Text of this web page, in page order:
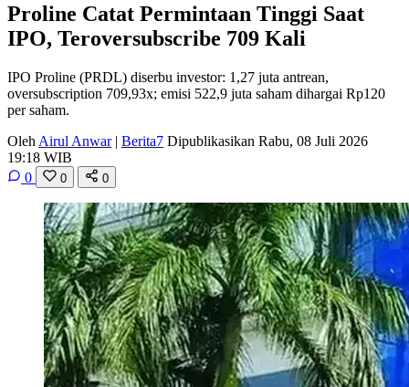
Proline Catat Permintaan Tinggi Saat
IPO, Teroversubscribe 709 Kali
IPO Proline (PRDL) diserbu investor: 1,27 juta antrean,
oversubscription 709,93x; emisi 522,9 juta saham dihargai Rp120
per saham.
Oleh Airul Anwar | Berita7 Dipublikasikan Rabu, 08 Juli 2026
19:18 WIB
0
0 0